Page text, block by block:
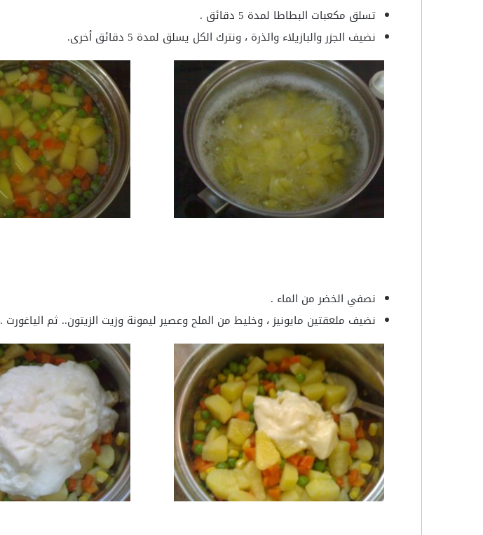
تسلق مكعبات البطاطا لمدة 5 دقائق .
نضيف الجزر والبازيلاء والذرة ، ونترك الكل يسلق لمدة 5 دقائق أخرى.
نصفي الخضر من الماء .
نضيف ملعقتين مايونيز ، وخليط من الملح وعصير ليمونة وزيت الزيتون.. ثم الياغورت .